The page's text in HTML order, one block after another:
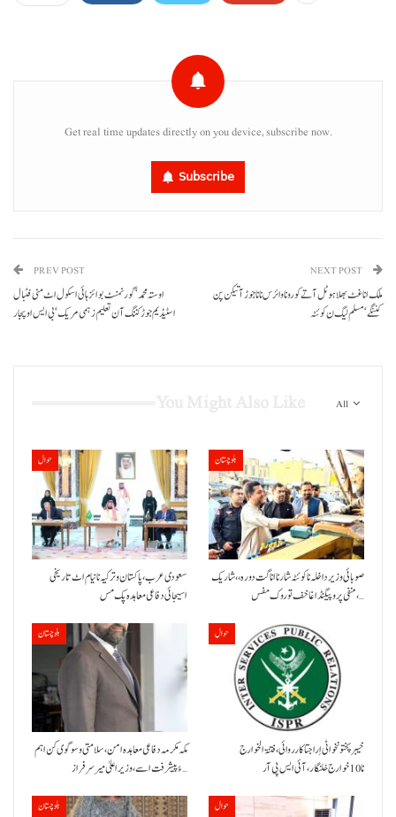
Get real time updates directly on you device, subscribe now.
Subscribe
PREV POST
اوستہ محمد‘گورنمنٹ بوائز ہائی اسکول اٹ منی فٹبال
اسٹیڈیم جوڑ کننگ آن تعلیم زہمی مریک‘بی ایس اوپجار
NEXT POST
ملک انا غٹ بھلا ہوٹل آتے کورونا وائرس نا ناجوڑ آتیکن پن
کننگے‘مسلم لیگ ن کوئٹہ
All
حوال
سعودی عرب، پاکستان و ترکیہ نا نیام اٹ تاریخی
اسیجائی دفاعی معاہدہ پک مس
بلوچستان
صوبائی وزیر داخلہ نا کوئٹہ شار نا اناگت دورہ،، شاریک
منفی پروپیگنڈا غا خف توروک مفس،…
بلوچستان
مکہ مکرمہ دفاعی معاہدہ امن، سلامتی و سوگوی کن اہم
ءُ پیشرفت اسے،وزیراعلیٰ میر سرفراز…
حوال
خیبر پختونخوا ٹی اِرا جتا کارروائی، فتنۃ الخوارج
نا 10خوارج خلنگار،آئی ایس پی آر
بلوچستان حوال